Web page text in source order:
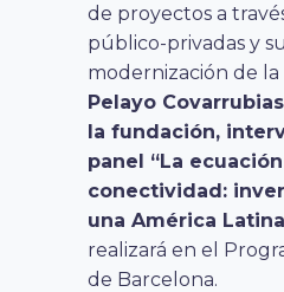
de proyectos a
público-privadas y
modernización de
Pelayo
la fundación,
panel “La
conectividad:
una América
realizará en el
de Barcelona.